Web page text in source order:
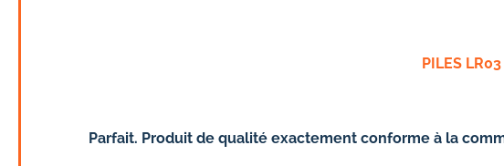
PILES
Parfait. Produit de qualité exactement conforme à la